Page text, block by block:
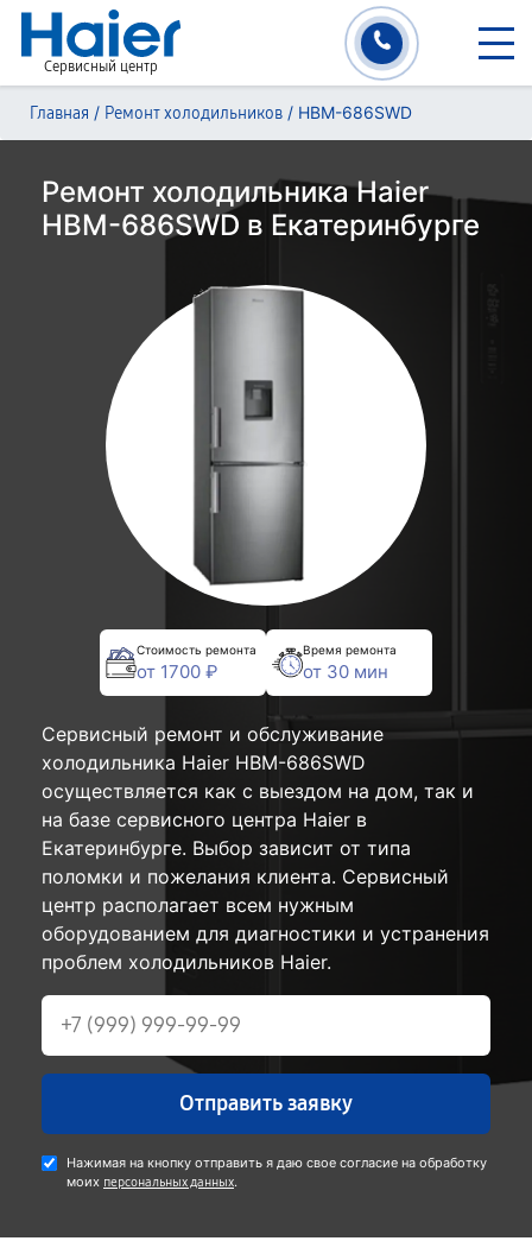
Сервисный центр
Главная / Ремонт холодильников / HBM-686SWD
Ремонт холодильника Haier
HBM-686SWD в Екатеринбурге
Стоимость ремонта
от 1700 ₽
Время ремонта
от 30 мин
Сервисный ремонт и обслуживание
холодильника Haier HBM-686SWD
осуществляется как с выездом на дом, так и
на базе сервисного центра Haier в
Екатеринбурге. Выбор зависит от типа
поломки и пожелания клиента. Сервисный
центр располагает всем нужным
оборудованием для диагностики и устранения
проблем холодильников Haier.
Отправить заявку
Нажимая на кнопку отправить я даю свое согласие на обработку
моих персональных данных.